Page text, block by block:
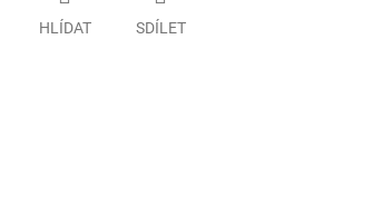
HLÍDAT SDÍLET